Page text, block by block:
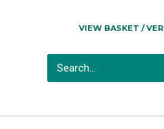
VIEW BASKET /